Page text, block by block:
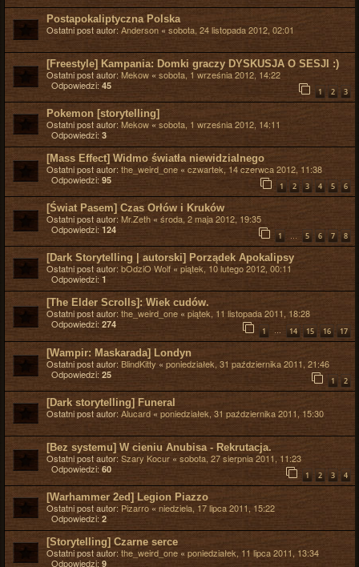
Postapokaliptyczna Polska
Ostatni post autor: Anderson « sobota, 24 listopada 2012, 02:01
[Freestyle] Kampania: Domki graczy DYSKUSJA O SESJI :)
Ostatni post autor: Mekow « sobota, 1 września 2012, 14:22
Odpowiedzi: 45
1 2 3
Pokemon [storytelling]
Ostatni post autor: Mekow « sobota, 1 września 2012, 14:11
Odpowiedzi: 3
[Mass Effect] Widmo światła niewidzialnego
Ostatni post autor: the_weird_one « czwartek, 14 czerwca 2012, 11:38
Odpowiedzi: 95
1 2 3 4 5 6
[Świat Pasem] Czas Orłów i Kruków
Ostatni post autor: Mr.Zeth « środa, 2 maja 2012, 19:35
Odpowiedzi: 124
1 … 5 6 7 8
[Dark Storytelling | autorski] Porządek Apokalipsy
Ostatni post autor: bOdziO Wolf « piątek, 10 lutego 2012, 00:11
Odpowiedzi: 1
[The Elder Scrolls]: Wiek cudów.
Ostatni post autor: the_weird_one « piątek, 11 listopada 2011, 18:28
Odpowiedzi: 274
1 … 14 15 16 17
[Wampir: Maskarada] Londyn
Ostatni post autor: BlindKitty « poniedziałek, 31 października 2011, 21:46
Odpowiedzi: 25
1 2
[Dark storytelling] Funeral
Ostatni post autor: Alucard « poniedziałek, 31 października 2011, 15:30
[Bez systemu] W cieniu Anubisa - Rekrutacja.
Ostatni post autor: Szary Kocur « sobota, 27 sierpnia 2011, 11:23
Odpowiedzi: 60
1 2 3 4
[Warhammer 2ed] Legion Piazzo
Ostatni post autor: Pizarro « niedziela, 17 lipca 2011, 15:22
Odpowiedzi: 2
[Storytelling] Czarne serce
Ostatni post autor: the_weird_one « poniedziałek, 11 lipca 2011, 13:34
Odpowiedzi: 9